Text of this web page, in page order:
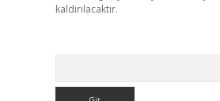
kaldırılacaktır.